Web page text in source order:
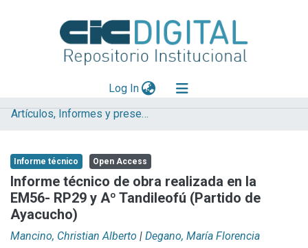
Log In(current)
Explorar
Aportar material
Statistics
Artículos, Informes y presentaciones en Congresos IHLLA
Informe técnico Open Access
Informe técnico de obra realizada en la
EM56- RP29 y Aº Tandileofú (Partido de
Ayacucho)
Mancino, Christian Alberto | Degano, María Florencia